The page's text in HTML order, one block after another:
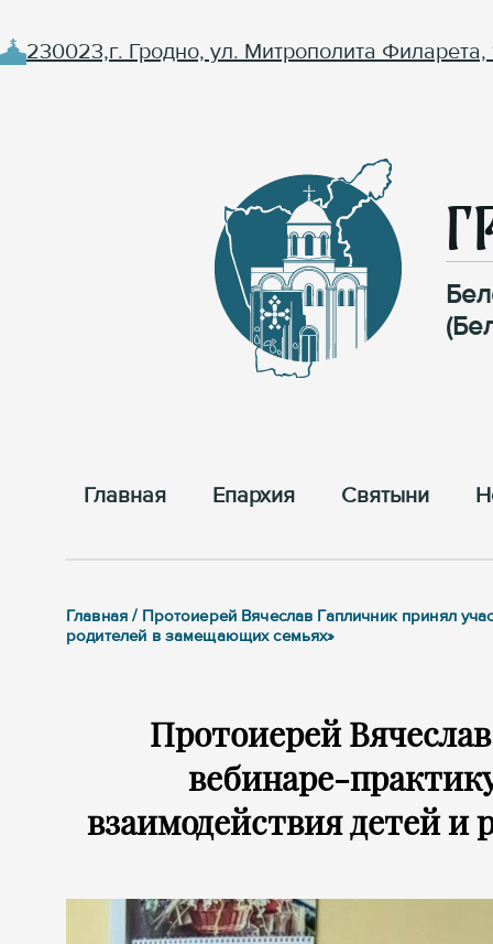
230023,г. Гродно, ул. Митрополита Филарета,
Главная Епархия Cвятыни
Главная / Протоиерей Вячеслав Гапличник принял
родителей в замещающих семьях»
Протоиерей
вебинаре-
взаимодействия детей